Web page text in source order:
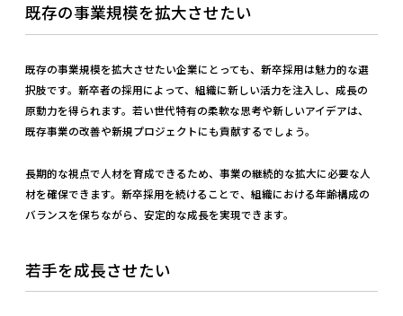
既存の事業規模を拡大させたい
既存の事業規模を拡大させたい企業にとっても、新卒採用は魅力的な選
択肢です。新卒者の採用によって、組織に新しい活力を注入し、成長の
原動力を得られます。若い世代特有の柔軟な思考や新しいアイデアは、
既存事業の改善や新規プロジェクトにも貢献するでしょう。
長期的な視点で人材を育成できるため、事業の継続的な拡大に必要な人
材を確保できます。新卒採用を続けることで、組織における年齢構成の
バランスを保ちながら、安定的な成長を実現できます。
若手を成長させたい